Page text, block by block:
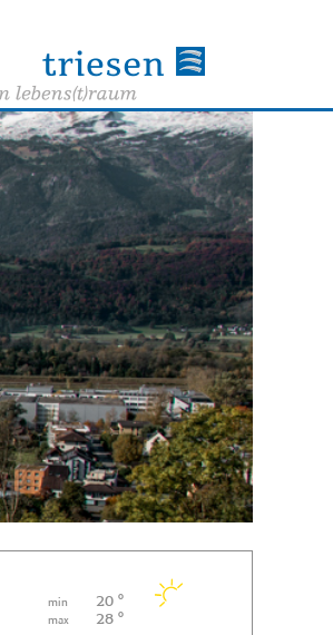
min 20 °
max 28 °